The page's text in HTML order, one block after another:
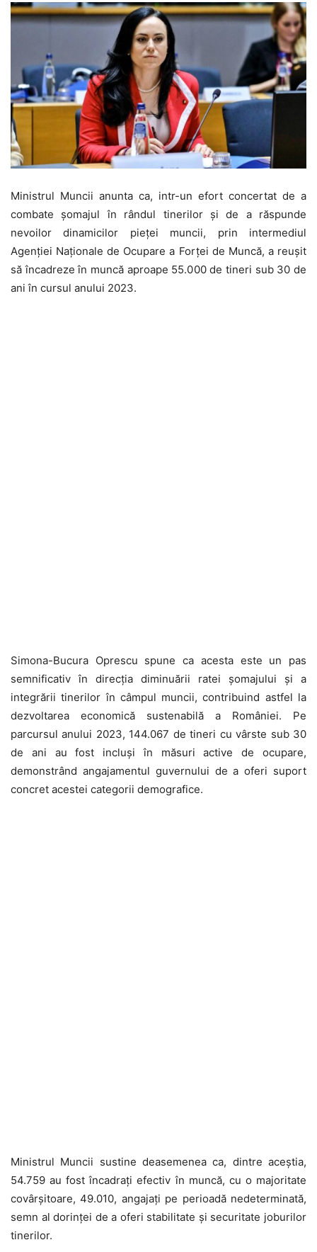
Ministrul Muncii anunta ca, intr-un efort concertat de a
combate șomajul în rândul tinerilor și de a răspunde
nevoilor dinamicilor pieței muncii, prin intermediul
Agenției Naționale de Ocupare a Forței de Muncă, a reușit
să încadreze în muncă aproape 55.000 de tineri sub 30 de
ani în cursul anului 2023.
Simona-Bucura Oprescu spune ca acesta este un pas
semnificativ în direcția diminuării ratei șomajului și a
integrării tinerilor în câmpul muncii, contribuind astfel la
dezvoltarea economică sustenabilă a României. Pe
parcursul anului 2023, 144.067 de tineri cu vârste sub 30
de ani au fost incluși în măsuri active de ocupare,
demonstrând angajamentul guvernului de a oferi suport
concret acestei categorii demografice.
Ministrul Muncii sustine deasemenea ca, dintre aceștia,
54.759 au fost încadrați efectiv în muncă, cu o majoritate
covârșitoare, 49.010, angajați pe perioadă nedeterminată,
semn al dorinței de a oferi stabilitate și securitate joburilor
tinerilor.